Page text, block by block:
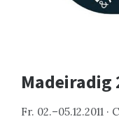
Madeiradig
Fr. 02.–05.12.2011